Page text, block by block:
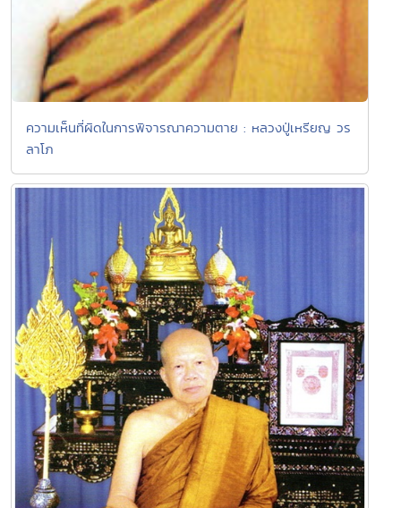
ความเห็นที่ผิดในการพิจารณาความตาย : หลวงปู่เหรียญ วร
ลาโภ